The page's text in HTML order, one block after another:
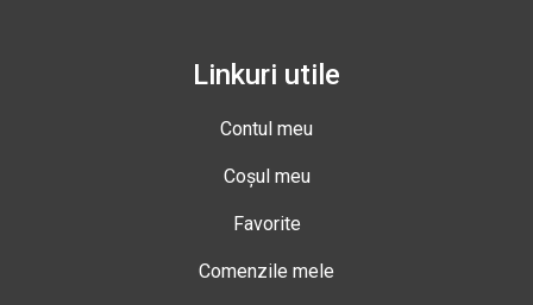
Linkuri utile
Contul meu
Coșul meu
Favorite
Comenzile mele